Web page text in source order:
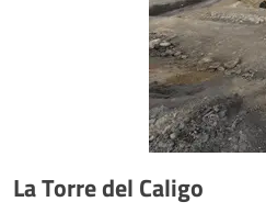
La Torre del Caligo